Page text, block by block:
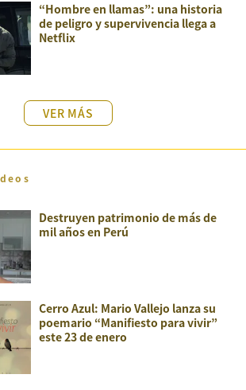
“Hombre en llamas”: una historia
de peligro y supervivencia llega a
Netflix
VER MÁS
Destruyen patrimonio de más de
mil años en Perú
Cerro Azul: Mario Vallejo lanza su
poemario “Manifiesto para vivir”
este 23 de enero